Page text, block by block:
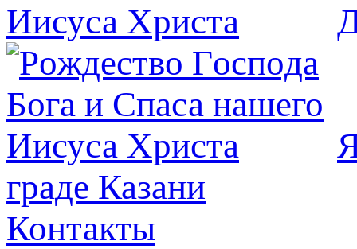
граде Казани
Контакты